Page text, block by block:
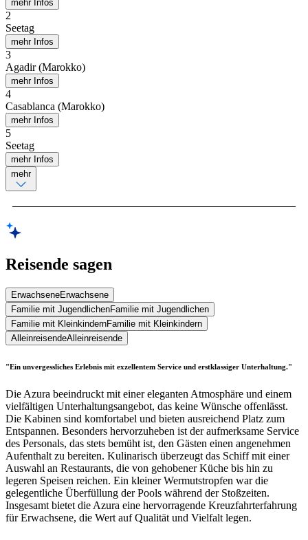
mehr Infos
2
Seetag
mehr Infos
3
Agadir (Marokko)
mehr Infos
4
Casablanca (Marokko)
mehr Infos
5
Seetag
mehr Infos
mehr
Reisende sagen
ErwachseneErwachsene
Familie mit JugendlichenFamilie mit Jugendlichen
Familie mit KleinkindernFamilie mit Kleinkindern
AlleinreisendeAlleinreisende
"Ein unvergessliches Erlebnis mit exzellentem Service und erstklassiger Unterhaltung."
Die Azura beeindruckt mit einer eleganten Atmosphäre und einem
vielfältigen Unterhaltungsangebot, das keine Wünsche offenlässt.
Die Kabinen sind komfortabel und bieten ausreichend Platz zum
Entspannen. Besonders hervorzuheben ist der aufmerksame Service
des Personals, das stets bemüht ist, den Gästen einen angenehmen
Aufenthalt zu bereiten. Kulinarisch überzeugt das Schiff mit einer
Auswahl an Restaurants, die von gehobener Küche bis hin zu
legeren Speisen reichen. Ein kleiner Wermutstropfen war die
gelegentliche Überfüllung der Pools während der Stoßzeiten.
Insgesamt bietet die Azura eine hervorragende Kreuzfahrterfahrung
für Erwachsene, die Wert auf Qualität und Vielfalt legen.